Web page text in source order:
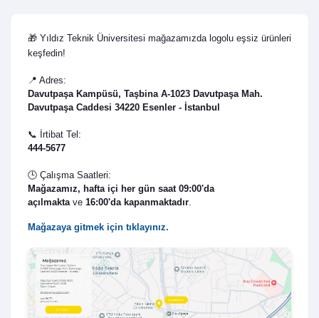
🎁 Yıldız Teknik Üniversitesi mağazamızda logolu eşsiz ürünleri
keşfedin!
📍 Adres:
Davutpaşa Kampüsü, Taşbina A-1023 Davutpaşa Mah.
Davutpaşa Caddesi 34220 Esenler - İstanbul
📞 İrtibat Tel:
444-5677
🕒 Çalışma Saatleri:
Mağazamız, hafta içi her gün saat 09:00'da
açılmaktave 16:00'da kapanmaktadır.
Mağazaya gitmek için tıklayınız.